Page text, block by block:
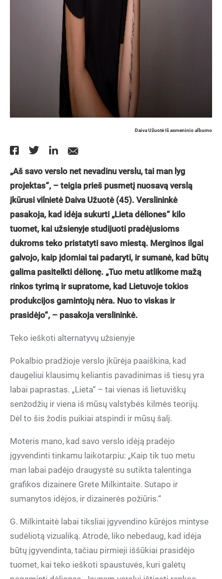
Daiva Užuotė Iš asmeninio albumo
„Aš savo verslo net nevadinu verslu, tai man lyg
projektas“, – teigia prieš pusmetį nuosavą verslą
įkūrusi vilnietė Daiva Užuotė (45). Verslininkė
pasakoja, kad idėja sukurti „Lieta dėliones“ kilo
tuomet, kai užsienyje studijuoti pradėjusioms
dukroms teko pristatyti savo miestą. Merginos ilgai
galvojo, kaip įdomiai tai padaryti, ir sumanė, kad būtų
galima pasitelkti dėlionę. „Tuo metu atlikome mažą
rinkos tyrimą ir supratome, kad Lietuvoje tokios
produkcijos gamintojų nėra. Nuo to viskas ir
prasidėjo“, – pasakoja verslininkė.
Teko ieškoti alternatyvų užsienyje
Pokalbio pradžioje verslo įkūrėja paaiškina, kad
daugeliui klausimų keliantis pavadinimas iš tiesų yra
labai paprastas. „Lieta“ – tai vienas iš lietuviškų
senžodžių ir viena iš mūsų valstybės kilmės teorijų.
Dėl to šis žodis puikiai atspindi ir mūsų šalį.
Moteris mano, kad savo verslo idėją pradėjo
įgyvendinti tinkamu laikotarpiu: „Kaip tik tuo metu
man labai padėjo draugystė su sutikta talentinga
grafikos dizainere Grete Milkintaite. Sutapo ir
sumanytos idėjos, ir dizainerės požiūris.“
G. Milkintaitė labai tiksliai įgyvendino kūrėjos mintyse
sudėliotą vizualiką. Atrodė, liko nebedaug, kad idėja
būtų įgyvendinta, tačiau pirmieji iššūkiai prasidėjo
tuomet, kai teko ieškoti spaustuvės, kuri galėtų